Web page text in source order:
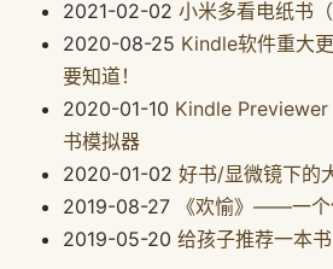
2021-02-02 小米多看电纸书
2020-08-25 Kindle软件重大
要知道！
2020-01-10 Kindle
书模拟器
2020-01-02 好书/显微镜下的
2019-08-27
《欢愉》——一
2019-05-20 给孩子推荐一本